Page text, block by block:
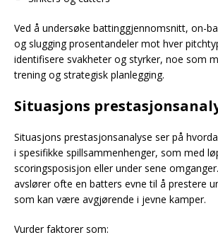
Ved å undersøke battinggjennomsnitt, on-
og slugging prosentandeler mot hver
identifisere svakheter og styrker, noe som
trening og strategisk planlegging.
Situasjons
Situasjons prestasjonsanalyse ser på
i spesifikke spillsammenhenger, som med
scoringsposisjon eller under sene
avslører ofte en batters evne til å prestere
som kan være avgjørende i jevne kamper.
Vurder faktorer som: